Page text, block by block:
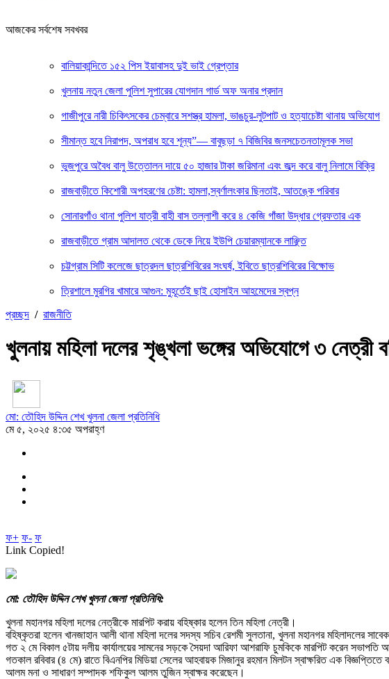
আজকের সর্বশেষ সবখবর
বালিয়াকান্দিতে ১৫২ পিস ইয়াবাসহ দুই ভাই গ্রেপ্তার
খুলনায় নতুন জেলা পুলিশ সুপারের যোগদান গার্ড অফ অনার প্রদান
গাজীপুরে নারী চিকিৎসকের চেম্বারে সশস্ত্র হামলা, ভাঙচুর-লুটপাট ও হত্যাচেষ্টা থানায় অভিযোগ
সীমান্ত হবে নিরাপদ, অপরাধ হবে শূন্য”— বাবুছড়া ৭ বিজিবির জনসচেতনতামূলক সভা
ভুজপুরে অবৈধ বালু উত্তোলন দায়ে ৫০ হাজার টাকা জরিমানা এবং জব্দ করে বালু নিলামে বিক্রি
রাজবাড়ীতে কিশোরী অপহরণের চেষ্টা: হামলা,স্বর্ণালংকার ছিনতাই, আতঙ্কে পরিবার
সোনারগাঁও থানা পুলিশ যাত্রী বাহী বাস তল্লাশী করে ৪ কেজি গাঁজা উদ্ধার গ্রেফতার এক
রাজবাড়ীতে গ্রাম আদালত থেকে ডেকে নিয়ে ইউপি চেয়ারম্যানকে লাঞ্ছিত
চট্টগ্রাম সিটি কলেজে ছাত্রদল ছাত্রশিবিরের সংঘর্ষ, ইবিতে ছাত্রশিবিরের বিক্ষোভ
ত্রিশালে মুরগির খামারে আগুন: মুহূর্তেই ছাই হোসাইন আহমেদের স্বপ্ন
প্রচ্ছদ / রাজনীতি
খুলনায় মহিলা দলের শৃঙ্খলা ভঙ্গের অভিযোগে ৩ নেত্রী
মো: তৌহিদ উদ্দিন শেখ খুলনা জেলা প্রতিনিধি
মে ৫, ২০২৫ ৪:৩৫ অপরাহ্ণ
ফ+ ফ- ফ
Link Copied!
মো: তৌহিদ উদ্দিন শেখ খুলনা জেলা প্রতিনিধি:
খুলনা মহানগর মহিলা দলের নেত্রীকে মারপিট করায় বহিষ্কার হলেন তিন মহিলা নেত্রী।
বহিষ্কৃতরা হলেন খানজাহান আলী থানা মহিলা দলের সদস্য সচিব রেশমী সুলতানা, খুলনা মহানগর মহিলাদলের
গত ২ মে বিকাল ৫টায় দলীয় কার্যালয়ের সামনের সড়কে সৈয়দা আরিফা আশরাফি চুমকিকে মারপিট করেন সভাপতি
গতকাল রবিবার (৪ মে) রাতে বিএনপির মিডিয়া সেলের আহবায়ক মিজানুর রহমান মিলটন স্বাক্ষরিত এক
আলম মনা ও সাধারণ সম্পাদক শফিকুল আলম তুজিন স্বাক্ষর করেছেন।